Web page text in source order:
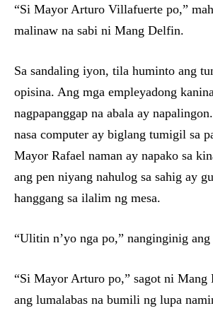
“Si Mayor Arturo Villafuerte po,”
malinaw na sabi ni Mang Delfin.
Sa sandaling iyon, tila huminto ang
opisina. Ang mga empleyadong
nagpapanggap na abala ay
nasa computer ay biglang tumigil sa
Mayor Rafael naman ay napako sa
ang pen niyang nahulog sa sahig ay
hanggang sa ilalim ng mesa.
“Ulitin n’yo nga po,” nanginginig ang
“Si Mayor Arturo po,” sagot ni Mang
ang lumalabas na bumili ng lupa